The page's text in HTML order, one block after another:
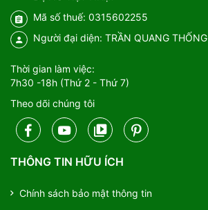
Mã số thuế: 0315602255
Người đại diện: TRẦN QUANG THỐNG
Thời gian làm việc:
7h30 -18h (Thứ 2 - Thứ 7)
Theo dõi chúng tôi
THÔNG TIN HỮU ÍCH
Chính sách bảo mật thông tin